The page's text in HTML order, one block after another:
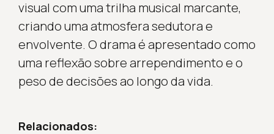
visual com uma trilha musical marcante,
criando uma atmosfera sedutora e
envolvente. O drama é apresentado como
uma reflexão sobre arrependimento e o
peso de decisões ao longo da vida.
Relacionados: